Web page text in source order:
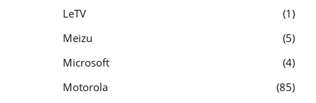
LeTV
1
Meizu
5
Microsoft
4
Motorola
85